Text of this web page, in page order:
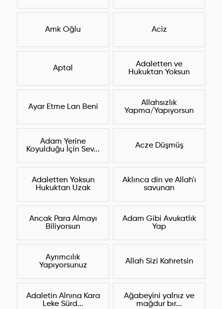
Amk Oğlu Aciz
Aptal
Adaletten ve
Hukuktan Yoksun
Ayar Etme Lan Beni
Allahsızlık
Yapma/Yapıyorsun
Adam Yerine
Koyulduğu İçin Sev...
Acze Düşmüş
Adaletten Yoksun
Hukuktan Uzak
Aklınca din ve Allah'ı
savunan
Ancak Para Almayı
Biliyorsun
Adam Gibi Avukatlık
Yap
Ayrımcılık
Yapıyorsunuz
Allah Sizi Kahretsin
Adaletin Alnına Kara
Leke Sürd...
Ağabeyini yalnız ve
mağdur bır...